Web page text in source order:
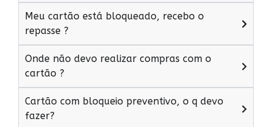
Meu cartão está bloqueado, recebo o
repasse ?
Onde não devo realizar compras com o
cartão ?
Cartão com bloqueio preventivo, o q devo
fazer?